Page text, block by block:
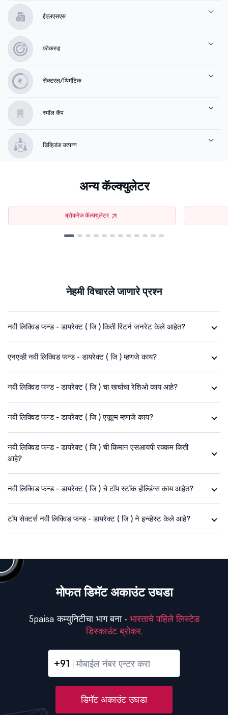
ईएलएसएस
फोकस्ड
सेक्टरल/थिमॅटिक
स्मॉल कॅप
डिव्हिडंड उत्पन्न
अन्य कॅल्क्युलेटर
ब्रोकरेज कॅल्क्युलेटर
नेहमी विचारले जाणारे प्रश्न
नवी लिक्विड फन्ड - डायरेक्ट ( जि ) किती रिटर्न जनरेट केले आहेत?
एनएव्ही नवी लिक्विड फन्ड - डायरेक्ट ( जि ) म्हणजे काय?
नवी लिक्विड फन्ड - डायरेक्ट ( जि ) चा खर्चाचा रेशिओ काय आहे?
नवी लिक्विड फन्ड - डायरेक्ट ( जि ) एयूएम म्हणजे काय?
नवी लिक्विड फन्ड - डायरेक्ट ( जि ) ची किमान एसआयपी रक्कम किती
आहे?
नवी लिक्विड फन्ड - डायरेक्ट ( जि ) चे टॉप स्टॉक होल्डिंग्स काय आहेत?
टॉप सेक्टर्स नवी लिक्विड फन्ड - डायरेक्ट ( जि ) ने इन्व्हेस्ट केले आहे?
मोफत डिमॅट अकाउंट उघडा
5paisa कम्युनिटीचा भाग बना - भारताचे पहिले लिस्टेड
डिस्काउंट ब्रोकर.
+91
डिमॅट अकाउंट उघडा